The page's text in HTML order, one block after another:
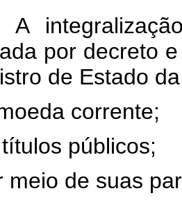
por decreto
de Estado
corrente;
públicos;
meio de suas